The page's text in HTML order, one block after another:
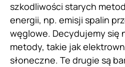
szkodliwości starych
energii, np. emisji spalin
węglowe. Decydujemy się
metody, takie jak
słoneczne. Te drugie są